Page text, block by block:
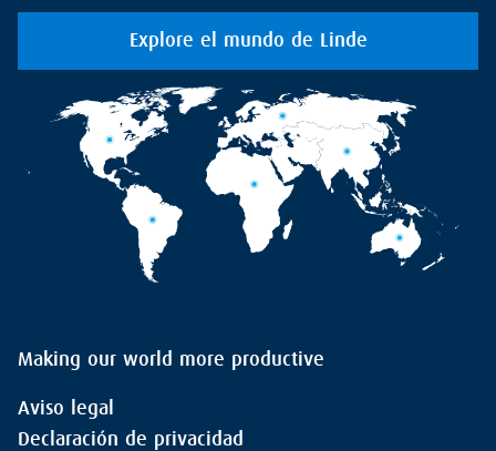
Explore el mundo de Linde
Making our world more productive
Aviso legal
Declaración de privacidad